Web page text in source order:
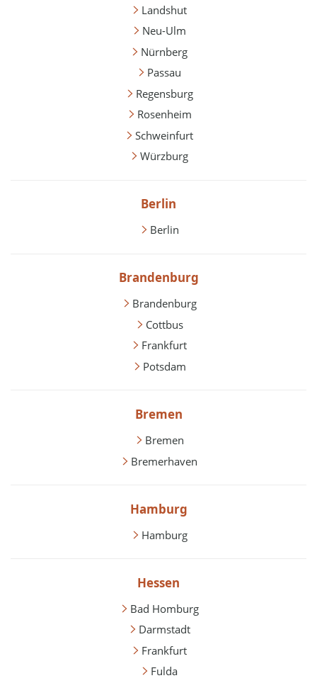
Landshut
Neu-Ulm
Nürnberg
Passau
Regensburg
Rosenheim
Schweinfurt
Würzburg
Berlin
Berlin
Brandenburg
Brandenburg
Cottbus
Frankfurt
Potsdam
Bremen
Bremen
Bremerhaven
Hamburg
Hamburg
Hessen
Bad Homburg
Darmstadt
Frankfurt
Fulda